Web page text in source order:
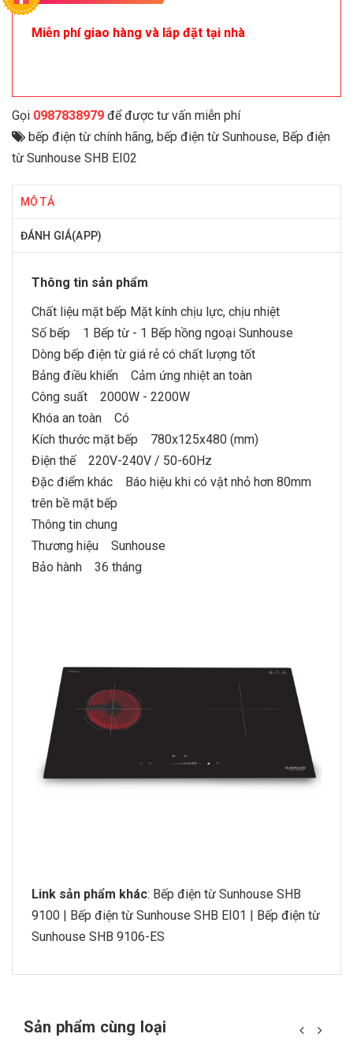
Miễn phí giao hàng và lắp đặt tại nhà
Gọi 0987838979 để được tư vấn miễn phí
bếp điện từ chính hãng, bếp điện từ Sunhouse, Bếp điện
từ Sunhouse SHB EI02
MÔ TẢ
ĐÁNH GIÁ(APP)
Thông tin sản phẩm
Chất liệu mặt bếp Mặt kính chịu lực, chịu nhiệt
Số bếp 1 Bếp từ - 1 Bếp hồng ngoại Sunhouse
Dòng bếp điện từ giá rẻ có chất lượng tốt
Bảng điều khiển Cảm ứng nhiệt an toàn
Công suất 2000W - 2200W
Khóa an toàn Có
Kích thước mặt bếp 780x125x480 (mm)
Điện thế 220V-240V / 50-60Hz
Đặc điểm khác Báo hiệu khi có vật nhỏ hơn 80mm
trên bề mặt bếp
Thông tin chung
Thương hiệu Sunhouse
Bảo hành 36 tháng
Link sản phẩm khác: Bếp điện từ Sunhouse SHB
9100 | Bếp điện từ Sunhouse SHB EI01 | Bếp điện từ
Sunhouse SHB 9106-ES
Sản phẩm cùng loại